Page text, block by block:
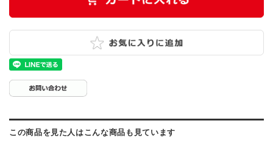
この商品を見た人はこんな商品も見ています